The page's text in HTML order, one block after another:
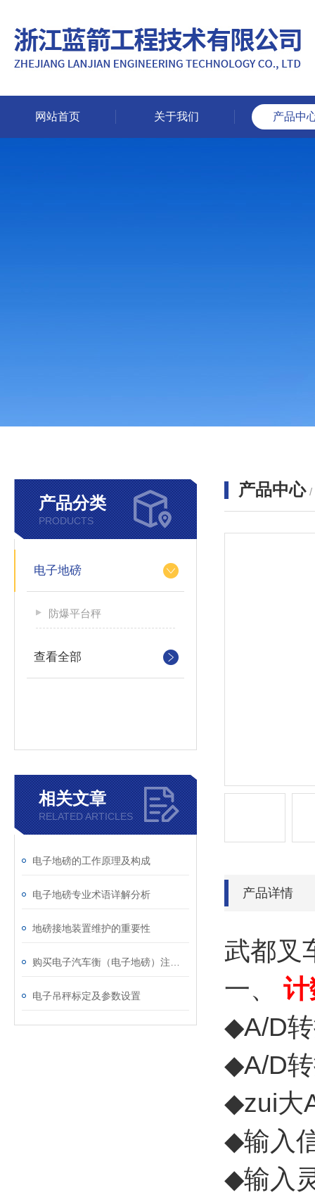
网站首页 关于我们 产品中
产品分类
PRODUCTS
电子地磅
防爆平台秤
查看全部
相关文章
RELATED ARTICLES
电子地磅的工作原理及构成
电子地磅专业术语详解分析
地磅接地装置维护的重要性
电子吊秤标定及参数设置
产品中心 /
产品详情
武都叉
一、
◆A/D
◆A/D
◆zui大
◆输入
◆输入